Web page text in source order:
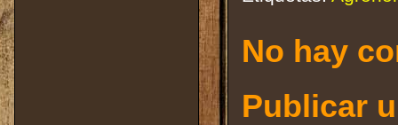
No hay
Publicar